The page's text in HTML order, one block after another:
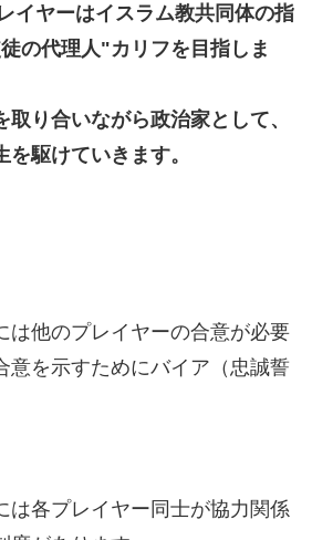
イヤーはイスラム教共同体の指
の代理人"カリフを目指しま
り合いながら政治家として、
駆けていきます。
は他のプレイヤーの合意が必要
意を示すためにバイア（忠誠誓
は各プレイヤー同士が協力関係